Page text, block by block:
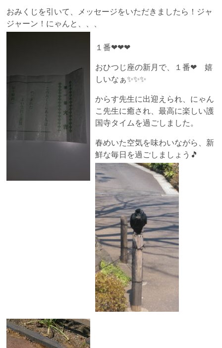
おみくじを引いて、メッセージをいただきましたら！ジャ
ジャーン！にゃんと、、、
１番❤❤❤
おひつじ座の新月で、１番❤ 嬉
しいなぁ✨✨✨
からす先生に出迎えられ、にゃん
こ先生に癒され、最高に楽しい護
国寺タイムを過ごしました。
春めいた空気を味わいながら、新
鮮な毎日を過ごしましょう🎵